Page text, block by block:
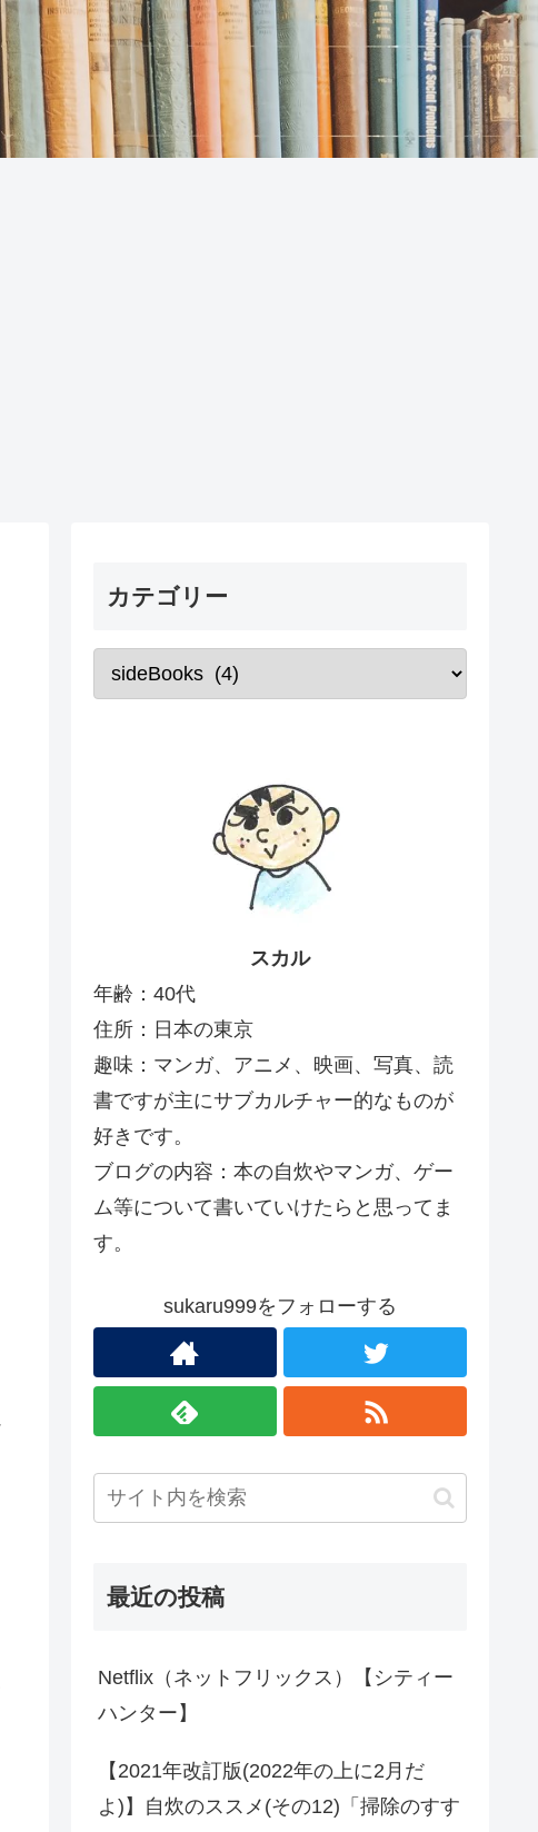
カテゴリー
スカル
年齢：40代
住所：日本の東京
趣味：マンガ、アニメ、映画、写真、読
書ですが主にサブカルチャー的なものが
好きです。
ブログの内容：本の自炊やマンガ、ゲー
ム等について書いていけたらと思ってま
す。
sukaru999をフォローする
最近の投稿
Netflix（ネットフリックス）【シティー
ハンター】
【2021年改訂版(2022年の上に2月だ
よ)】自炊のススメ(その12)「掃除のすす